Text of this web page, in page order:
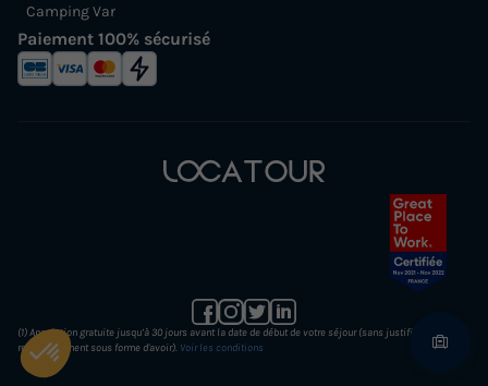
Camping Var
Paiement 100% sécurisé
(1) Annulation gratuite jusqu’à 30 jours avant la date de début de votre séjour (sans justificatif et
remboursement sous forme d'avoir). Voir les conditions